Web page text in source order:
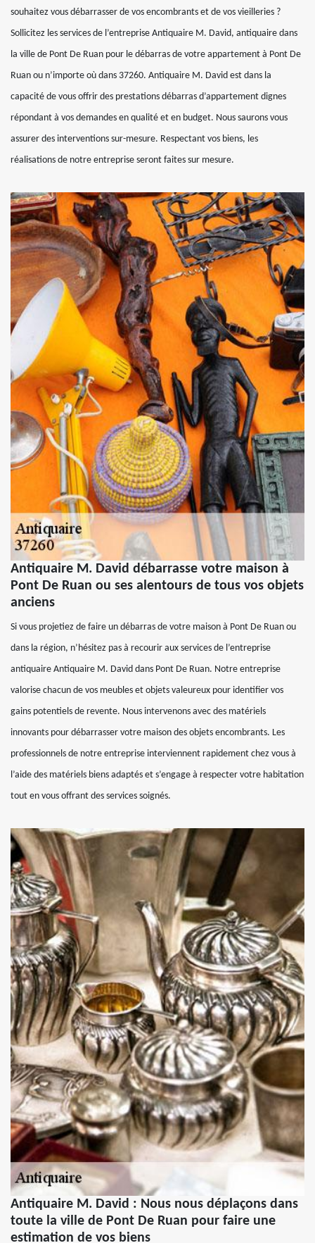
souhaitez vous débarrasser de vos encombrants et de vos vieilleries ?
Sollicitez les services de l’entreprise Antiquaire M. David, antiquaire dans
la ville de Pont De Ruan pour le débarras de votre appartement à Pont De
Ruan ou n’importe où dans 37260. Antiquaire M. David est dans la
capacité de vous offrir des prestations débarras d’appartement dignes
répondant à vos demandes en qualité et en budget. Nous saurons vous
assurer des interventions sur-mesure. Respectant vos biens, les
réalisations de notre entreprise seront faites sur mesure.
Antiquaire M. David débarrasse votre maison à
Pont De Ruan ou ses alentours de tous vos objets
anciens
Si vous projetiez de faire un débarras de votre maison à Pont De Ruan ou
dans la région, n’hésitez pas à recourir aux services de l’entreprise
antiquaire Antiquaire M. David dans Pont De Ruan. Notre entreprise
valorise chacun de vos meubles et objets valeureux pour identifier vos
gains potentiels de revente. Nous intervenons avec des matériels
innovants pour débarrasser votre maison des objets encombrants. Les
professionnels de notre entreprise interviennent rapidement chez vous à
l’aide des matériels biens adaptés et s’engage à respecter votre habitation
tout en vous offrant des services soignés.
Antiquaire M. David : Nous nous déplaçons dans
toute la ville de Pont De Ruan pour faire une
estimation de vos biens